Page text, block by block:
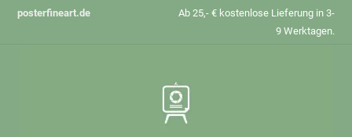
Zumposterfineart.de
Ab 25,- € kostenlose Lieferung in 3-
9 Werktagen.